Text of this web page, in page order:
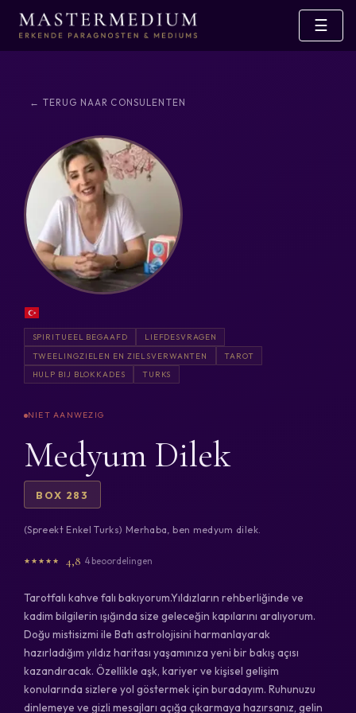
☰
← TERUG NAAR CONSULENTEN
SPIRITUEEL BEGAAFD
LIEFDESVRAGEN
TWEELINGZIELEN EN ZIELSVERWANTEN
TAROT
HULP BIJ BLOKKADES
TURKS
Medyum Dilek
BOX 283
(Spreekt Enkel Turks) Merhaba, ben medyum dilek.
4,8 4 beoordelingen
Tarotfalı kahve falı bakıyorum.Yıldızların rehberliğinde ve
kadim bilgilerin ışığında size geleceğin kapılarını aralıyorum.
Doğu mistisizmi ile Batı astrolojisini harmanlayarak
hazırladığım yıldız haritası yaşamınıza yeni bir bakış açısı
kazandıracak. Özellikle aşk, kariyer ve kişisel gelişim
konularında sizlere yol göstermek için buradayım. Ruhunuzu
dinlemeye ve gizli mesajları açığa çıkarmaya hazırsanız, gelin